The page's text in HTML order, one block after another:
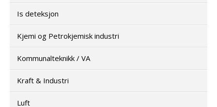
Is deteksjon
Kjemi og Petrokjemisk industri
Kommunalteknikk / VA
Kraft & Industri
Luft